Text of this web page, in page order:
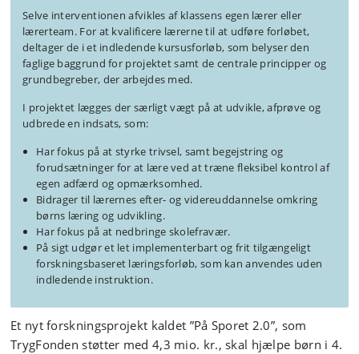
Selve interventionen afvikles af klassens egen lærer eller
lærerteam. For at kvalificere lærerne til at udføre forløbet,
deltager de i et indledende kursusforløb, som belyser den
faglige baggrund for projektet samt de centrale principper og
grundbegreber, der arbejdes med.
I projektet lægges der særligt vægt på at udvikle, afprøve og
udbrede en indsats, som:
Har fokus på at styrke trivsel, samt begejstring og
forudsætninger for at lære ved at træne fleksibel kontrol af
egen adfærd og opmærksomhed.
Bidrager til lærernes efter- og videreuddannelse omkring
børns læring og udvikling.
Har fokus på at nedbringe skolefravær.
På sigt udgør et let implementerbart og frit tilgængeligt
forskningsbaseret læringsforløb, som kan anvendes uden
indledende instruktion.
Et nyt forskningsprojekt kaldet ”På Sporet 2.0”, som
TrygFonden støtter med 4,3 mio. kr., skal hjælpe børn i 4.